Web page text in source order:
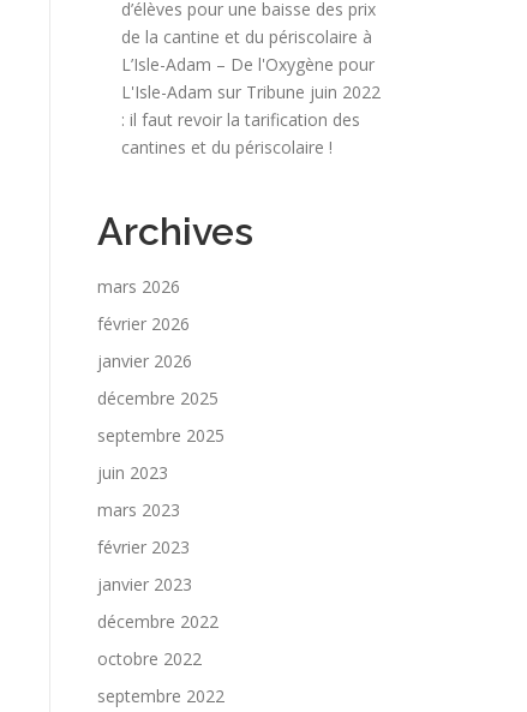
d’élèves pour une baisse des prix
de la cantine et du périscolaire à
L’Isle-Adam – De l'Oxygène pour
L'Isle-Adam sur Tribune juin 2022
: il faut revoir la tarification des
cantines et du périscolaire !
Archives
mars 2026
février 2026
janvier 2026
décembre 2025
septembre 2025
juin 2023
mars 2023
février 2023
janvier 2023
décembre 2022
octobre 2022
septembre 2022